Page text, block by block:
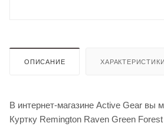
ОПИСАНИЕ ХАРАКТЕРИСТИКИ
В интернет-магазине Active Gear вы
Куртку Remington Raven Green Forest